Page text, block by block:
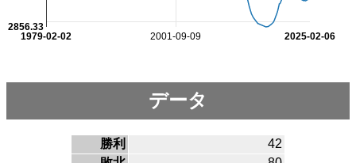
2001-09-09
1979-02-02 2025-02-06
2856.33
データ
勝利
42